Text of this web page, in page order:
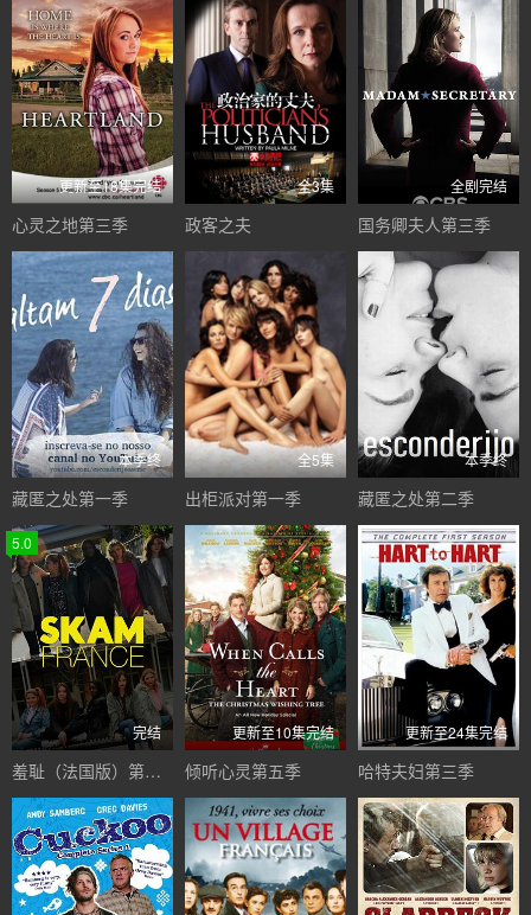
更新至18集完结
心灵之地第三季
全3集
政客之夫
全剧完结
国务卿夫人第三季
本季终
藏匿之处第一季
全5集
出柜派对第一季
本季终
藏匿之处第二季
5.0
完结
羞耻（法国版）第一季
更新至10集完结
倾听心灵第五季
更新至24集完结
哈特夫妇第三季